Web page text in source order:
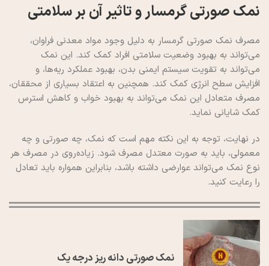
نمک صورتی گرمسار و تاثیر آن بر سلامتی
مصرف نمک صورتی گرمسار به دلیل وجود مواد معدنی فراوان،
می‌تواند به بهبود وضعیت سلامتی افراد کمک کند. این نمک
می‌تواند به تقویت سیستم ایمنی بدن، بهبود عملکرد ریه‌ها، و
افزایش سطح انرژی کمک کند. همچنین به اعتقاد بسیاری از محققان،
مصرف متعادل این نمک می‌تواند به بهبود خواب و کاهش استرس
کمک شایانی نماید.
در نهایت، توجه به این نکته مهم است که نمک، چه صورتی و چه
معمولی، باید به صورت معتدل مصرف شود. زیاده‌روی در مصرف هر
نوع نمک می‌تواند عوارضی داشته باشد، بنابراین همواره باید تعادل
را رعایت کنید.
نمک صورتی دانه ریز درجه یک